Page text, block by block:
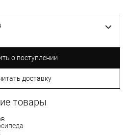
о поступлении
доставку
товары